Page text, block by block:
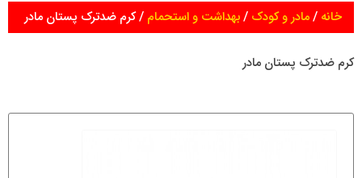
خانه /مادر و کودک /بهداشت و استحمام / کرم ضدترک پستان مادر
کرم ضدترک پستان مادر